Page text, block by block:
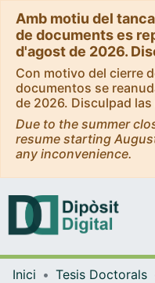
Amb motiu del
de documents es
d'agost de 2026.
Con motivo del cierre
documentos se
de 2026. Disculpad
Due to the summer
resume starting
any inconvenience.
Inici Tesis Doctorals